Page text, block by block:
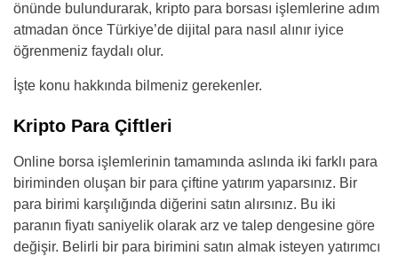
önünde bulundurarak, kripto para borsası işlemlerine adım
atmadan önce Türkiye’de dijital para nasıl alınır iyice
öğrenmeniz faydalı olur.
İşte konu hakkında bilmeniz gerekenler.
Kripto Para Çiftleri
Online borsa işlemlerinin tamamında aslında iki farklı para
biriminden oluşan bir para çiftine yatırım yaparsınız. Bir
para birimi karşılığında diğerini satın alırsınız. Bu iki
paranın fiyatı saniyelik olarak arz ve talep dengesine göre
değişir. Belirli bir para birimini satın almak isteyen yatırımcı